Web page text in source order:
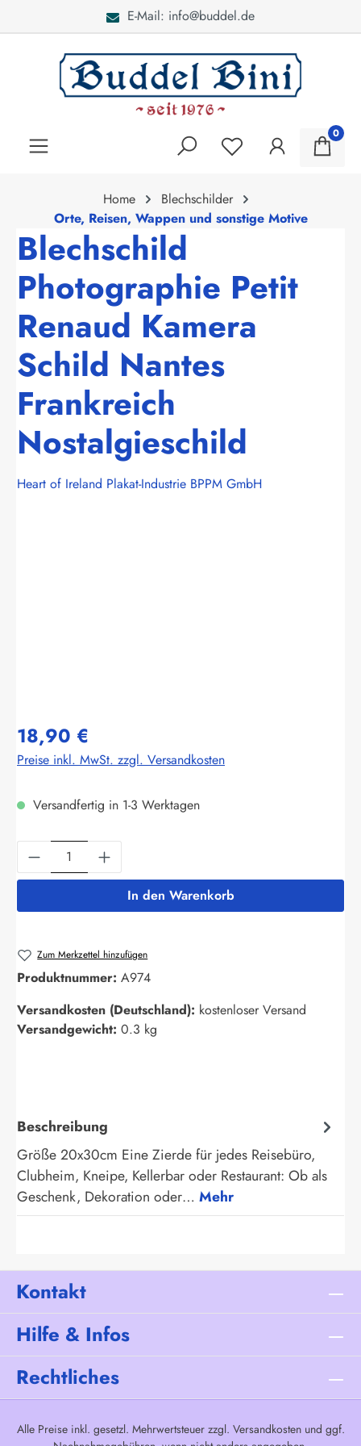
E-Mail: info@buddel.de
0
Home
Blechschilder
Orte, Reisen, Wappen und sonstige Motive
Blechschild
Photographie Petit
Renaud Kamera
Schild Nantes
Frankreich
Nostalgieschild
Heart of Ireland Plakat-Industrie BPPM GmbH
18,90 €
Preise inkl. MwSt. zzgl. Versandkosten
Versandfertig in 1-3 Werktagen
Produkt Anzahl: Gib den gewünschten
In den Warenkorb
Zum Merkzettel hinzufügen
Produktnummer: A974
Versandkosten (Deutschland): kostenloser Versand
Versandgewicht: 0.3 kg
Beschreibung
Größe 20x30cm Eine Zierde für jedes Reisebüro,
Clubheim, Kneipe, Kellerbar oder Restaurant: Ob als
Geschenk, Dekoration oder… Mehr
Kontakt
Hilfe & Infos
Rechtliches
Alle Preise inkl. gesetzl. Mehrwertsteuer zzgl. Versandkostenund ggf.